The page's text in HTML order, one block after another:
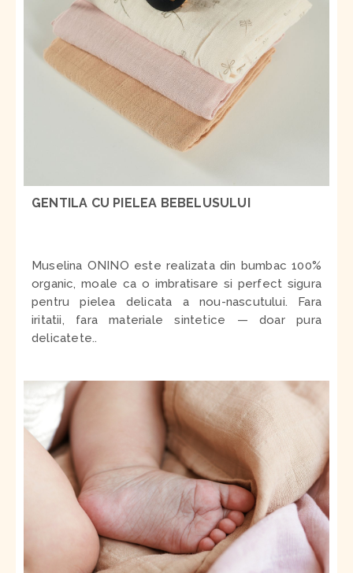
GENTILA CU PIELEA BEBELUSULUI
Muselina ONINO este realizata din bumbac 100%
organic, moale ca o imbratisare si perfect sigura
pentru pielea delicata a nou-nascutului. Fara
iritatii, fara materiale sintetice — doar pura
delicatete..